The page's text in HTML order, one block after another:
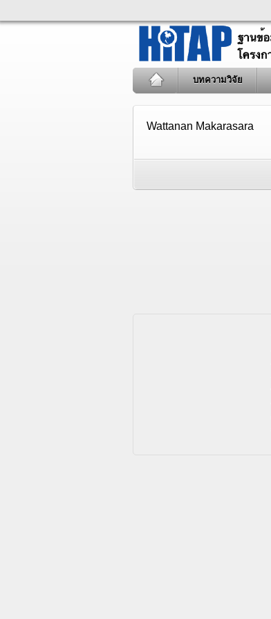
บทความวิจัย
Wattanan Makarasara